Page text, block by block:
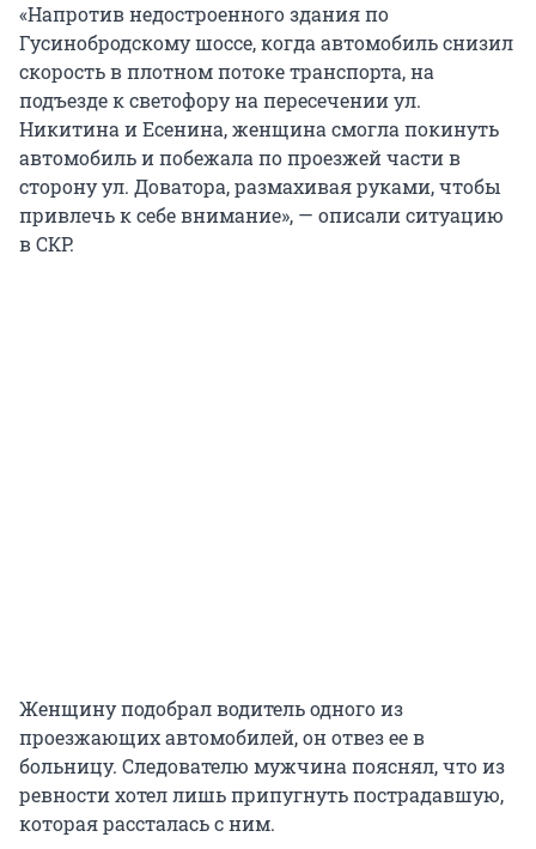
«Напротив недостроенного здания по
Гусинобродскому шоссе, когда автомобиль снизил
скорость в плотном потоке транспорта, на
подъезде к светофору на пересечении ул.
Никитина и Есенина, женщина смогла покинуть
автомобиль и побежала по проезжей части в
сторону ул. Доватора, размахивая руками, чтобы
привлечь к себе внимание», — описали ситуацию
в СКР.
Женщину подобрал водитель одного из
проезжающих автомобилей, он отвез ее в
больницу. Следователю мужчина пояснял, что из
ревности хотел лишь припугнуть пострадавшую,
которая рассталась с ним.